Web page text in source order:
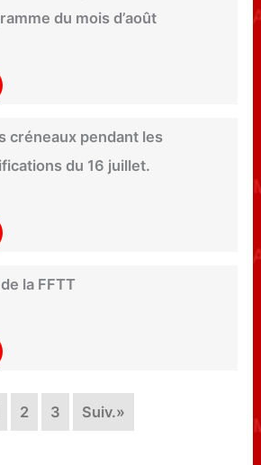
du mois d’août
créneaux pendant les
du 16 juillet.
la FFTT
2 3 Suiv.»